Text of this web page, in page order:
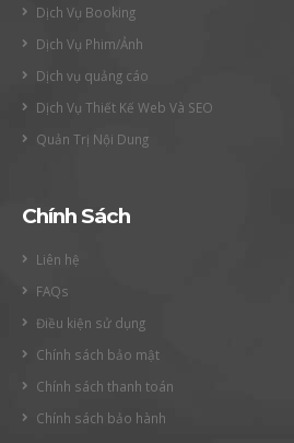
Dịch Vụ Booking
Dịch Vụ Phim/Ảnh
Dịch vụ quảng cáo
Dịch Vụ Thiết Kế Web Và SEO
Quản Trị Nội Dung
Chính Sách
Liên hệ
FAQs
Điều kiện sử dụng
Chính sách bảo mật
Chính sách thanh toán
Chính sách bảo hành